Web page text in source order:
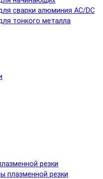
сварки алюминия AC/DC
тонкого металла
резки
плазменной резки